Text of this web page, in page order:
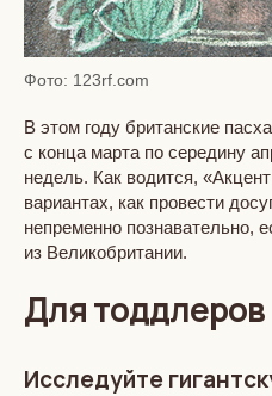
Фото: 123rf.com
В этом году британские
с конца марта по середину
недель. Как водится,
вариантах, как провести
непременно познавательно,
из Великобритании.
Для тоддлеров
Исследуйте